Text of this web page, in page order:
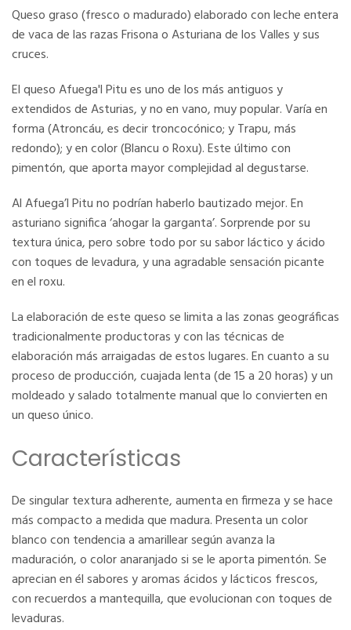
Queso graso (fresco o madurado) elaborado con leche entera
de vaca de las razas Frisona o Asturiana de los Valles y sus
cruces.
El queso Afuega'l Pitu es uno de los más antiguos y
extendidos de Asturias, y no en vano, muy popular. Varía en
forma (Atroncáu, es decir troncocónico; y Trapu, más
redondo); y en color (Blancu o Roxu). Este último con
pimentón, que aporta mayor complejidad al degustarse.
Al Afuega’l Pitu no podrían haberlo bautizado mejor. En
asturiano significa ‘ahogar la garganta’. Sorprende por su
textura única, pero sobre todo por su sabor láctico y ácido
con toques de levadura, y una agradable sensación picante
en el roxu.
La elaboración de este queso se limita a las zonas geográficas
tradicionalmente productoras y con las técnicas de
elaboración más arraigadas de estos lugares. En cuanto a su
proceso de producción, cuajada lenta (de 15 a 20 horas) y un
moldeado y salado totalmente manual que lo convierten en
un queso único.
Características
De singular textura adherente, aumenta en firmeza y se hace
más compacto a medida que madura. Presenta un color
blanco con tendencia a amarillear según avanza la
maduración, o color anaranjado si se le aporta pimentón. Se
aprecian en él sabores y aromas ácidos y lácticos frescos,
con recuerdos a mantequilla, que evolucionan con toques de
levaduras.